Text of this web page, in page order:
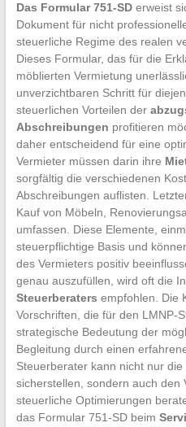
Das Formular 751-SDerweist
Dokument für nicht
steuerliche Regime des realen
Dieses Formular, das für die
möblierten Vermietung
unverzichtbaren Schritt für
steuerlichen Vorteilen der
Abschreibungen profitieren
daher entscheidend für eine
Vermieter müssen darin ihre
sorgfältig die verschiedenen
Abschreibungen auflisten.
Kauf von Möbeln,
umfassen. Diese Elemente,
steuerpflichtige Basis und
des Vermieters positiv
genau auszufüllen, wird oft die
Steuerberaters empfohlen. Die
Vorschriften, die für den LMNP-
strategische Bedeutung der
Begleitung durch einen
Steuerberater kann nicht nur
sicherstellen, sondern auch den
steuerliche Optimierungen
das Formular 751-SD beim